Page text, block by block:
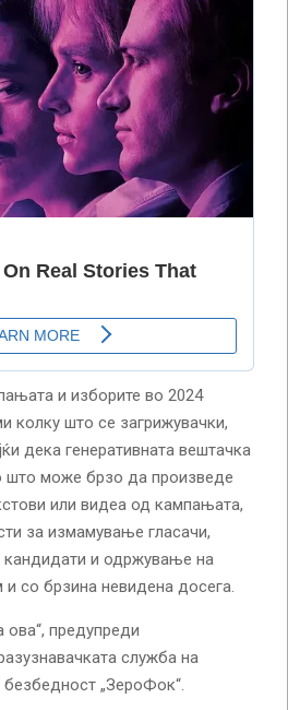
и изборите во 2024
колку што се загрижувачки,
дека генеративната вештачка
што може брзо да произведе
или видеа од кампањата,
за измамување гласачи,
кандидати и одржување на
со брзина невидена досега.
ова“, предупреди
служба на
безбедност „ЗероФок“.